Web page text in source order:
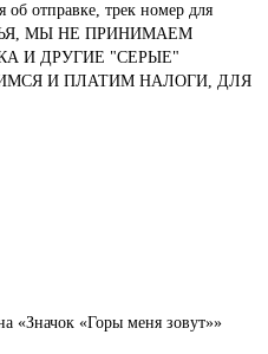
об отправке, трек номер для
МЫ НЕ ПРИНИМАЕМ
И ДРУГИЕ "СЕРЫЕ"
И ПЛАТИМ НАЛОГИ, ДЛЯ
«Значок «Горы меня зовут»»